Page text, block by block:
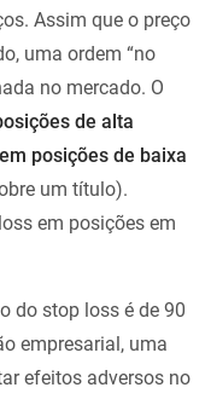
Assim que o preço
uma ordem “no
no mercado. O
de alta
posições de baixa
um título).
em posições em
do stop loss é de 90
empresarial, uma
efeitos adversos no